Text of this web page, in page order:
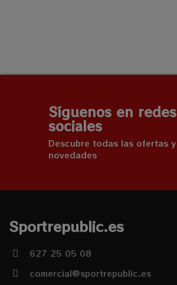
Síguenos en redes
sociales
Descubre todas las ofertas y
novedades
Sportrepublic.es
627 25 05 08
comercial@sportrepublic.es